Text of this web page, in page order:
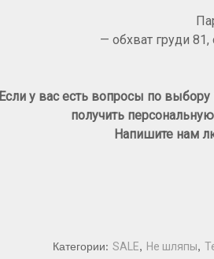
— обхват груди 81,
Если у вас есть вопросы по выбору
получить
Напишите нам
Категории: SALE, Не шляпы,